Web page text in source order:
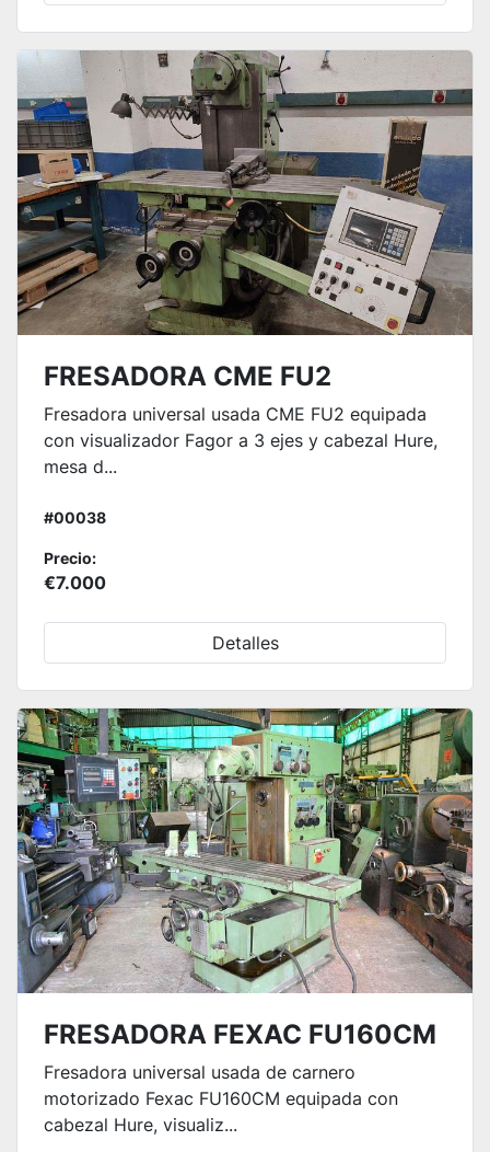
FRESADORA CME FU2
Fresadora universal usada CME FU2 equipada
con visualizador Fagor a 3 ejes y cabezal Hure,
mesa d...
#00038
Precio:
€7.000
Detalles
FRESADORA FEXAC FU160CM
Fresadora universal usada de carnero
motorizado Fexac FU160CM equipada con
cabezal Hure, visualiz...